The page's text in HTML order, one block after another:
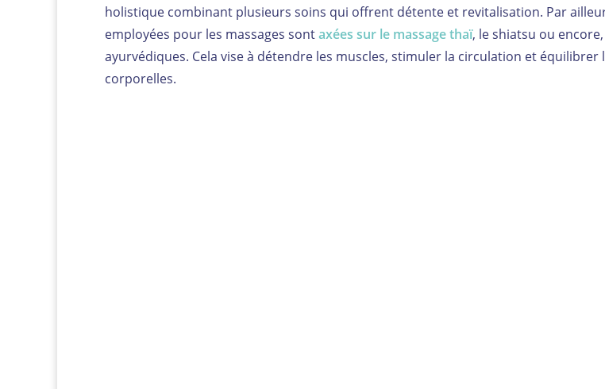
holistique combinant plusieurs soins qui offrent détente et revitalisation. Par
employées pour les massages sontaxées sur le massage thaï, le shiatsu ou
ayurvédiques. Cela vise à détendre les muscles, stimuler la circulation et équilibrer
corporelles.